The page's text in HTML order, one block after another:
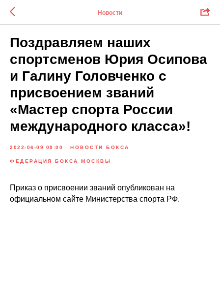
Новости
Поздравляем наших
спортсменов Юрия Осипова
и Галину Головченко с
присвоением званий
«Мастер спорта России
международного класса»!
2022-06-09 09:00 НОВОСТИ БОКСА
ФЕДЕРАЦИЯ БОКСА МОСКВЫ
Приказ о присвоении званий опубликован на
официальном сайте Министерства спорта РФ.